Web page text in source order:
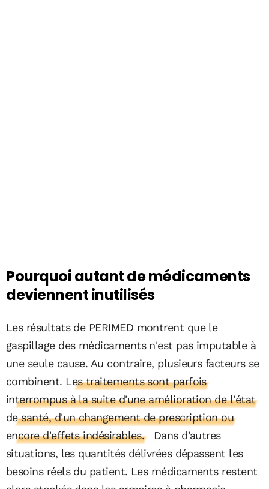
Pourquoi autant de médicaments
deviennent inutilisés
Les résultats de PERIMED montrent que le
gaspillage des médicaments n'est pas imputable à
une seule cause. Au contraire, plusieurs facteurs se
combinent. Les traitements sont parfois
interrompus à la suite d'une amélioration de l'état
de santé, d'un changement de prescription ou
encore d'effets indésirables.
Dans d'autres
situations, les quantités délivrées dépassent les
besoins réels du patient. Les médicaments restent